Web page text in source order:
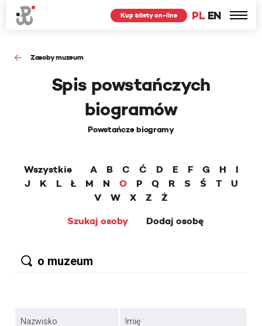
PL EN
Kup bilety on-line
Zasoby muzeum
Spis powstańczych
biogramów
Powstańcze biogramy
Wszystkie A B C Ć D E F G H
I
J
K L Ł M N O P Q R S Ś T
U
V
W X Z
Ż
Szukaj osoby
Dodaj osobę
Nazwisko Imię